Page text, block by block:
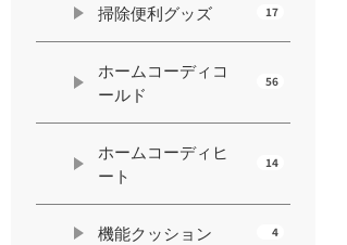
掃除便利グッズ 17
ホームコーディコ
ールド
56
ホームコーディヒ
ート
14
機能クッション 4